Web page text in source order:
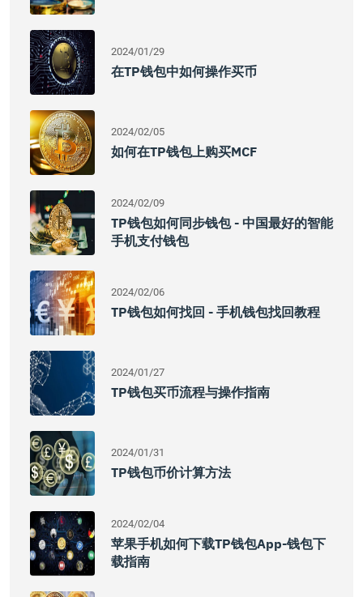
2024/01/29
在TP钱包中如何操作买币
2024/02/05
如何在TP钱包上购买MCF
2024/02/09
TP钱包如何同步钱包 - 中国最好的智能
手机支付钱包
2024/02/06
TP钱包如何找回 - 手机钱包找回教程
2024/01/27
TP钱包买币流程与操作指南
2024/01/31
TP钱包币价计算方法
2024/02/04
苹果手机如何下载TP钱包App-钱包下
载指南